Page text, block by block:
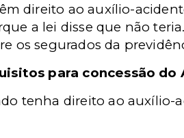
direito ao auxílio-
a lei disse que não
os segurados da
para concessão
tenha direito ao auxílio-